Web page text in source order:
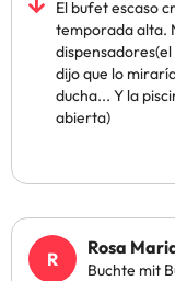
El bufet escaso
temporada alta.
dijo que lo
ducha... Y la
abierta)
Rosa
Buchte mit